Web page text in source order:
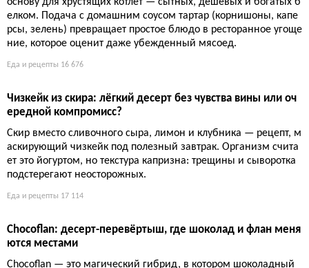
Куриные фрикадельки якитори: простой рецепт сочного
ужина на шпажках
Соус терияки и куриный фарш — база для быстрых шашлычк